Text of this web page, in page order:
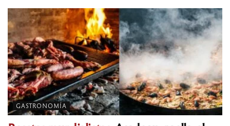
GASTRONOMÍA